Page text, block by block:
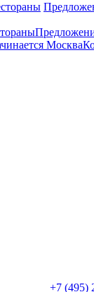
Москва
+7 (495)